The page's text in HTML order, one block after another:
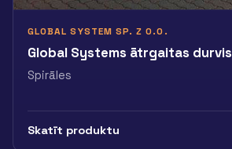
GLOBAL SYSTEM SP. Z O.O.
Global Systems ātrgaitas durvis
Spirāles
Skatīt produktu